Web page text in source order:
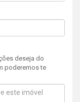
deseja do
poderemos te